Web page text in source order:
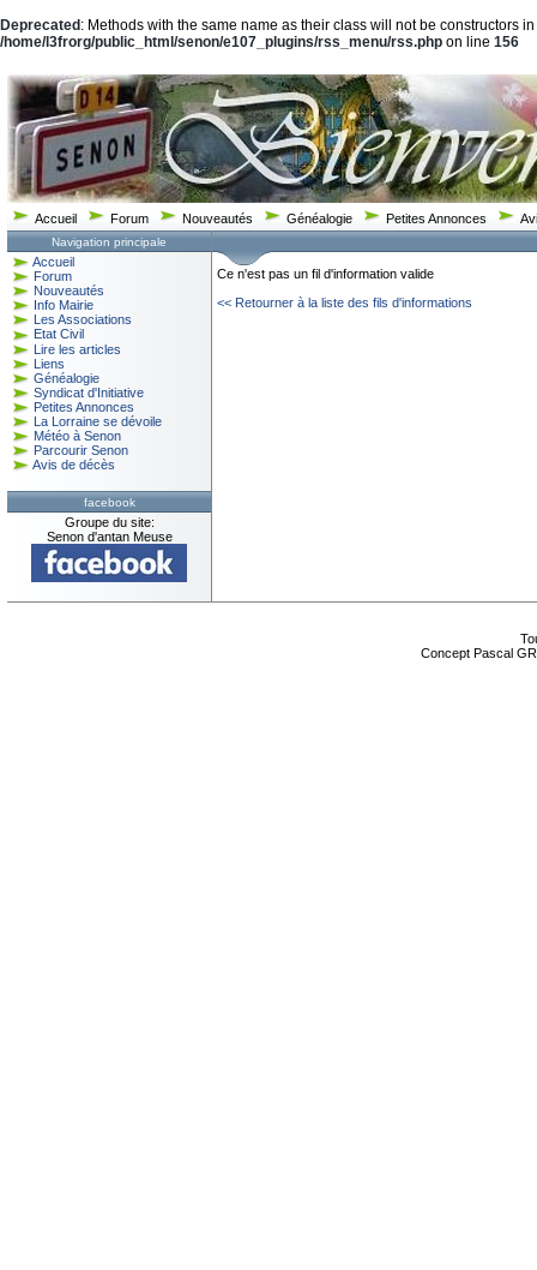
Deprecated : Methods with the same name as their class will not be constructors
/home/l3frorg/public_html/senon/e107_plugins/rss_menu/rss.php on line 156
Accueil Forum Nouveautés Généalogie Petites Annonces
Navigation principale
Accueil
Forum
Nouveautés
Info Mairie
Les Associations
Etat Civil
Lire les articles
Liens
Généalogie
Syndicat d'Initiative
Petites Annonces
La Lorraine se dévoile
Météo à Senon
Parcourir Senon
Avis de décès
facebook
Groupe du site:
Senon d'antan Meuse
Ce n'est pas un fil d'information valide
<< Retourner à la liste des fils d'informations
Concept Pascal